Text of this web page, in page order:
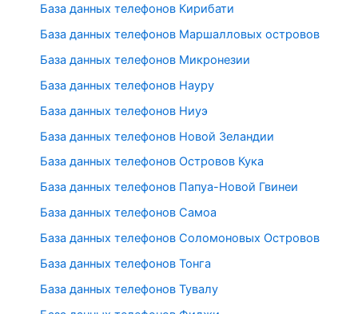
База данных телефонов Кирибати
База данных телефонов Маршалловых островов
База данных телефонов Микронезии
База данных телефонов Науру
База данных телефонов Ниуэ
База данных телефонов Новой Зеландии
База данных телефонов Островов Кука
База данных телефонов Папуа-Новой Гвинеи
База данных телефонов Самоа
База данных телефонов Соломоновых Островов
База данных телефонов Тонга
База данных телефонов Тувалу